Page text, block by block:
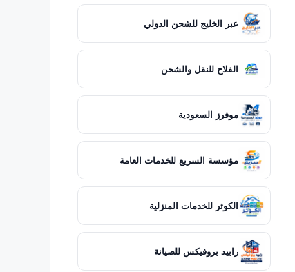
عبر الخليج للشحن الدولي
الفلاح للنقل والشحن
موفرز السعودية
مؤسسة السريع للخدمات العامة
الكوثر للخدمات المنزلية
رابيد بروفيكس للصيانة